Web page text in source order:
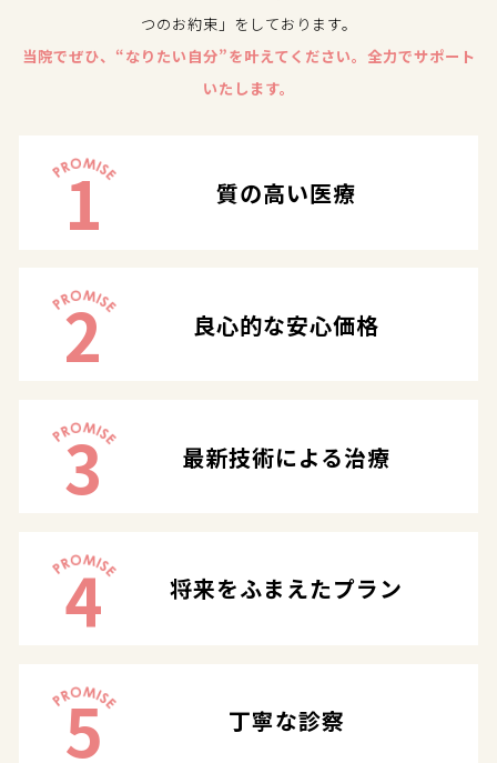
つのお約束」をしております。
当院でぜひ、“なりたい自分”を叶えてください。全力でサポート
いたします。
1 質の高い医療
2 良心的な安心価格
3 最新技術による治療
4 将来をふまえたプラン
5 丁寧な診察